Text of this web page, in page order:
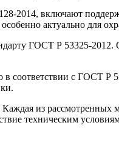
2014, включают
актуально для
ГОСТ Р 53325-2012.
соответствии с ГОСТ Р
из
техническим